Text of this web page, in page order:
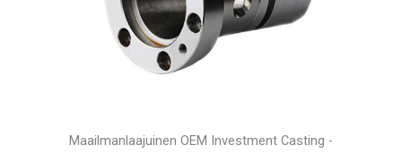
Maailmanlaajuinen OEM Investment Casting -